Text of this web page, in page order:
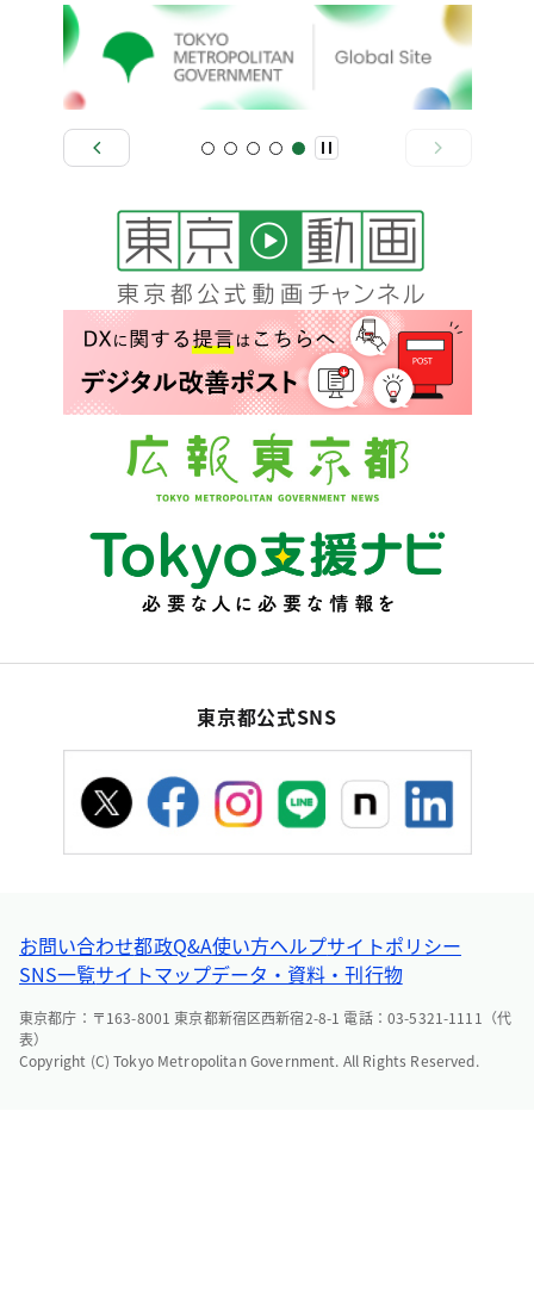
東京都公式SNS
お問い合わせ都政Q&A使い方ヘルプサイトポリシー
SNS一覧サイトマップデータ・資料・刊行物
東京都庁：〒163-8001 東京都新宿区西新宿2-8-1 電話：03-5321-1111（代
表）
Copyright (C) Tokyo Metropolitan Government. All Rights Reserved.